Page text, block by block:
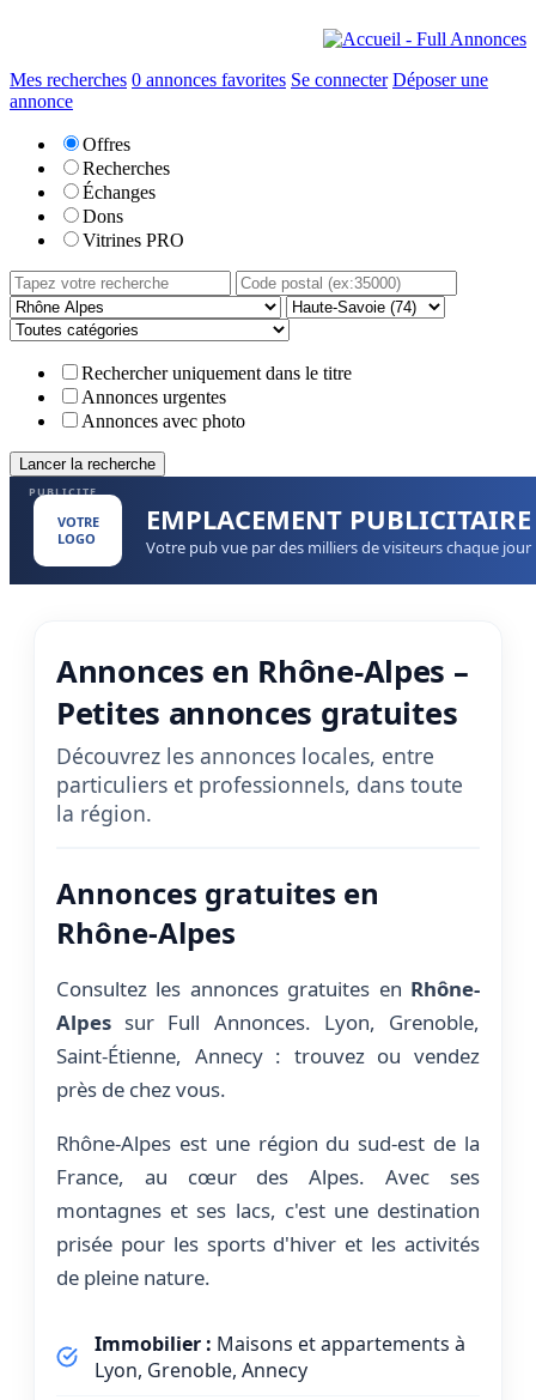
Mes recherches 0 annonces favorites Se connecter Déposer une
annonce
Offres
Recherches
Échanges
Dons
Vitrines PRO
Rechercher uniquement dans le titre
Annonces urgentes
Annonces avec photo
PUBLICITE
VOTRE
LOGO
EMPLACEMENT PUBLICITAIRE
Votre pub vue par des milliers de visiteurs chaque jour
Annonces en Rhône-Alpes –
Petites annonces gratuites
Découvrez les annonces locales, entre
particuliers et professionnels, dans toute
la région.
Annonces gratuites en
Rhône-Alpes
Consultez les annonces gratuites en Rhône-
Alpes sur Full Annonces. Lyon, Grenoble,
Saint-Étienne, Annecy : trouvez ou vendez
près de chez vous.
Rhône-Alpes est une région du sud-est de la
France, au cœur des Alpes. Avec ses
montagnes et ses lacs, c'est une destination
prisée pour les sports d'hiver et les activités
de pleine nature.
Immobilier : Maisons et appartements à
Lyon, Grenoble, Annecy